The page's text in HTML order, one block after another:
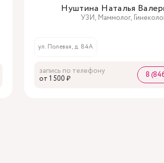
Нуштина Наталья
УЗИ, Маммолог,
ул. Полевая, д. 84А
запись по телефону
oт 1 500 ₽
8